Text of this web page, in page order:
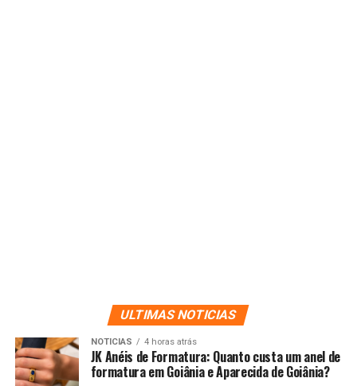
ULTIMAS NOTICIAS
NOTICIAS 4 horas atrás
JK Anéis de Formatura: Quanto custa um anel de
formatura em Goiânia e Aparecida de Goiânia?